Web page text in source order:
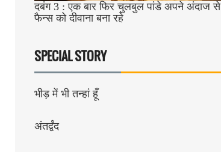
दबंग 3 : एक बार फिर चुलबुल पांडे अपने अंदाज से
फैन्स को दीवाना बना रहे
SPECIAL STORY
भीड़ में भी तन्हां हूँ
अंतर्द्वंद